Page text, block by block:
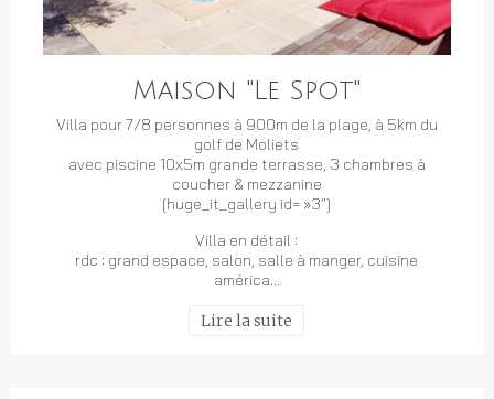
Maison "Le Spot"
Villa pour 7/8 personnes à 900m de la plage, à 5km du
golf de Moliets
avec piscine 10x5m grande terrasse, 3 chambres à
coucher & mezzanine
[huge_it_gallery id= »3″]
Villa en détail :
rdc : grand espace, salon, salle à manger, cuisine
américa…
Lire la suite